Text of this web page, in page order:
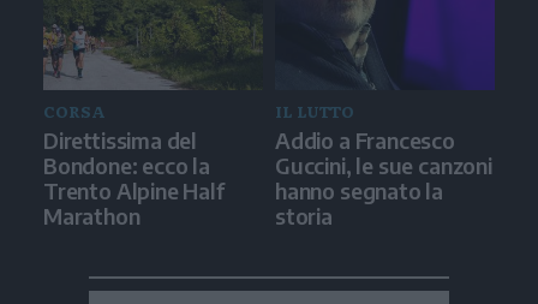
CORSA
Direttissima del
Bondone: ecco la
Trento Alpine Half
Marathon
IL LUTTO
Addio a Francesco
Guccini, le sue canzoni
hanno segnato la
storia